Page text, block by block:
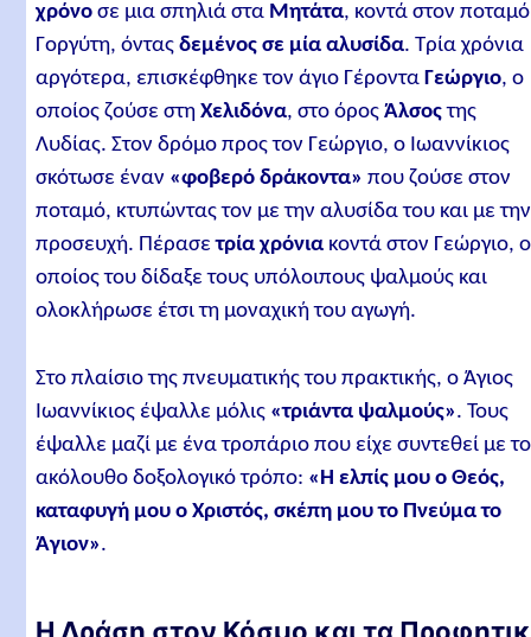
χρόνο σε μια σπηλιά στα Μητάτα, κοντά στον ποταμό
Γοργύτη, όνταςδεμένος σε μία αλυσίδα. Τρία χρόνια
αργότερα, επισκέφθηκε τον άγιο ΓέρονταΓεώργιο, ο
οποίος ζούσε στηΧελιδόνα, στο όροςΆλσοςτης
Λυδίας. Στον δρόμο προς τον Γεώργιο, ο Ιωαννίκιος
σκότωσε έναν «φοβερό δράκοντα» που ζούσε στον
ποταμό, κτυπώντας τον με την αλυσίδα του και με την
προσευχή. Πέρασετρία χρόνια κοντά στον Γεώργιο, ο
οποίος του δίδαξε τους υπόλοιπους ψαλμούς και
ολοκλήρωσε έτσι τη μοναχική του αγωγή.
Στο πλαίσιο της πνευματικής του πρακτικής, ο Άγιος
Ιωαννίκιος έψαλλε μόλις «τριάντα ψαλμούς». Τους
έψαλλε μαζί με ένα τροπάριο που είχε συντεθεί με
ακόλουθο δοξολογικό τρόπο: «Η ελπίς μου ο Θεός,
καταφυγή μου ο Χριστός, σκέπη μου το Πνεύμα το
Άγιον».
Η Δράση στον Κόσμο και τα